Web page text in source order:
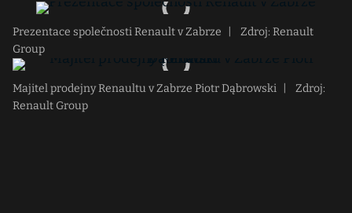
Prezentace společnosti Renault v Zabrze
Zdroj: Renault
Group
Majitel prodejny Renaultu v Zabrze Piotr Dąbrowski
Zdroj:
Renault Group